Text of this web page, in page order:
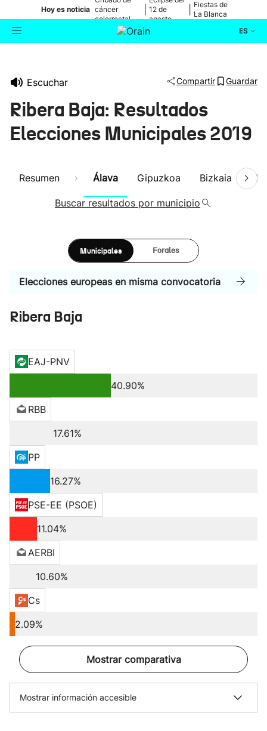
Hoy es noticia cáncer
colorrectal
12 de
agosto
Fiestas de
La Blanca
ES
Cultura
Escuchar Compartir Guardar
Ribera Baja: Resultados
Elecciones Municipales 2019
Resumen Álava Gipuzkoa Bizkaia
Buscar resultados por municipio
Municipales Forales
Elecciones europeas en misma convocatoria
Ribera Baja
EAJ-PNV
40.90%
RBB
17.61%
PP
16.27%
PSE-EE (PSOE)
11.04%
AERBI
10.60%
Cs
2.09%
Mostrar comparativa
Mostrar información accesible